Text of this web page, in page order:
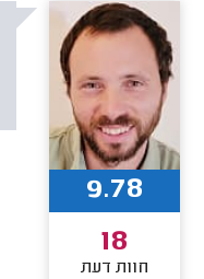
9.78
18
חוות דעת